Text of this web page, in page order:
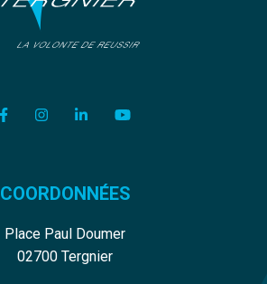
Lien vers le compte Facebook
Lien vers le compte Instagram
Lien vers le compte
Lien vers la chaîne
COORDONNÉES
Place Paul Doumer
02700 Tergnier